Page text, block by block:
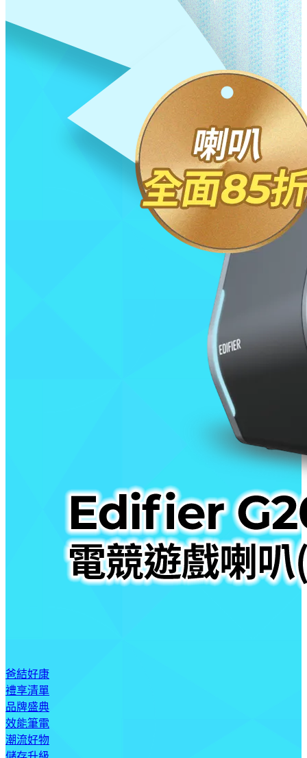
爸結好康
禮享清單
品牌盛典
效能筆電
潮流好物